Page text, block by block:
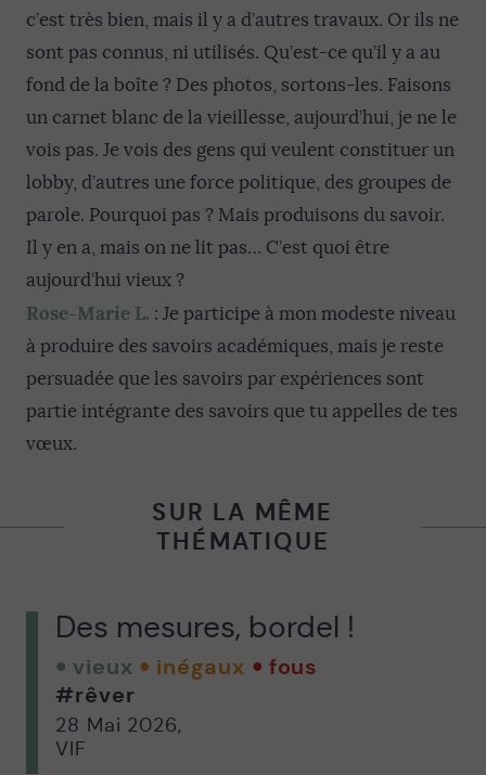
c’est très bien, mais il y a d’autres travaux. Or ils ne
sont pas connus, ni utilisés. Qu’est-ce qu’il y a au
fond de la boîte ? Des photos, sortons-les. Faisons
un carnet blanc de la vieillesse, aujourd’hui, je ne le
vois pas. Je vois des gens qui veulent constituer un
lobby, d’autres une force politique, des groupes de
parole. Pourquoi pas ? Mais produisons du savoir.
Il y en a, mais on ne lit pas… C’est quoi être
aujourd’hui vieux ?
Rose-Marie L. : Je participe à mon modeste niveau
à produire des savoirs académiques, mais je reste
persuadée que les savoirs par expériences sont
partie intégrante des savoirs que tu appelles de tes
vœux.
SUR LA MÊME
THÉMATIQUE
Des mesures, bordel !
vieux inégaux
fous
#rêver
28 Mai 2026,
VIF